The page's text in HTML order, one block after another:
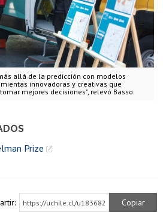
allá de la predicción con modelos
innovadoras y creativas que
mejores decisiones", relevó Basso.
Prize
https://uchile.cl/u183682 Copiar